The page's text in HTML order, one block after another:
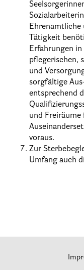
Ehrenamtliche
Tätigkeit
Erfahrungen
pflegerischen,
und
sorgfältige Aus
entsprechend
und Freiräume
Auseinande
voraus.
Zur
Umfang auch